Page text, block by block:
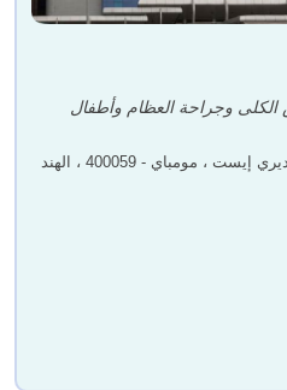
وجراحة العظام وأطفال
، مومباي - 400059 ، الهند